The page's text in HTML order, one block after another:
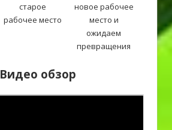
старое
рабочее место
новое рабочее
место и
ожидаем
превращения
Видео обзор